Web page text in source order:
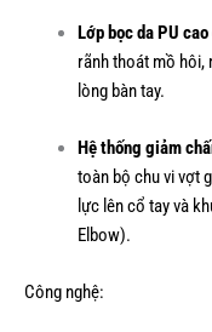
Lớp bọc da PU
rãnh thoát mồ hôi,
lòng bàn tay.
Hệ thống giảm
toàn bộ chu vi vợt
lực lên cổ tay và
Elbow).
Công nghệ: